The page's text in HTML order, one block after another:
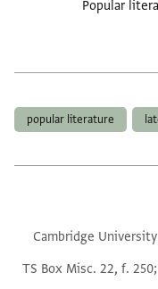
Popular
popular literature
Cambridge
TS Box Misc. 22, f.